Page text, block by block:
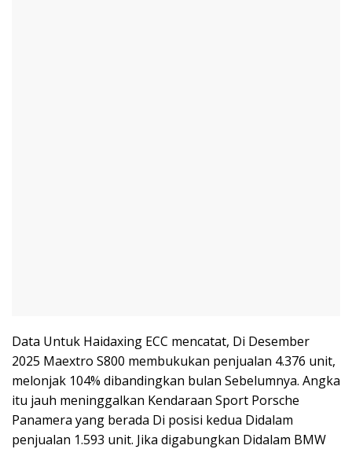
Data Untuk Haidaxing ECC mencatat, Di Desember
2025 Maextro S800 membukukan penjualan 4.376 unit,
melonjak 104% dibandingkan bulan Sebelumnya. Angka
itu jauh meninggalkan Kendaraan Sport Porsche
Panamera yang berada Di posisi kedua Didalam
penjualan 1.593 unit. Jika digabungkan Didalam BMW